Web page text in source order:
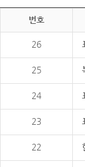
번호
26
25
24
23
22